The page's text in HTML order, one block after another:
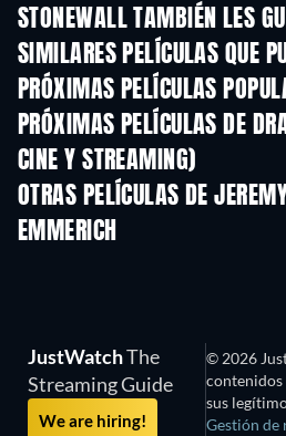
STONEWALL TAMBIÉN LES
SIMILARES PELÍCULAS QUE
PRÓXIMAS PELÍCULAS
PRÓXIMAS PELÍCULAS DE
CINE Y STREAMING)
OTRAS PELÍCULAS DE
EMMERICH
JustWatchThe
Streaming Guide
We are hiring!
© 2026
contenidos
sus
Gestión de